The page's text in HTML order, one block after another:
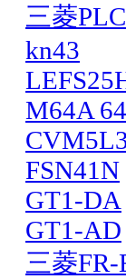
三菱
kn43
M64A 64
FSN41N
GT1-DA
GT1-AD
三菱